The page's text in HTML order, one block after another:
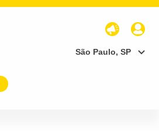
São Paulo, SP